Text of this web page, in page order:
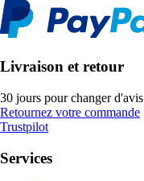
Livraison et retour
30 jours pour changer d'avis
Retournez votre commande
Trustpilot
Services